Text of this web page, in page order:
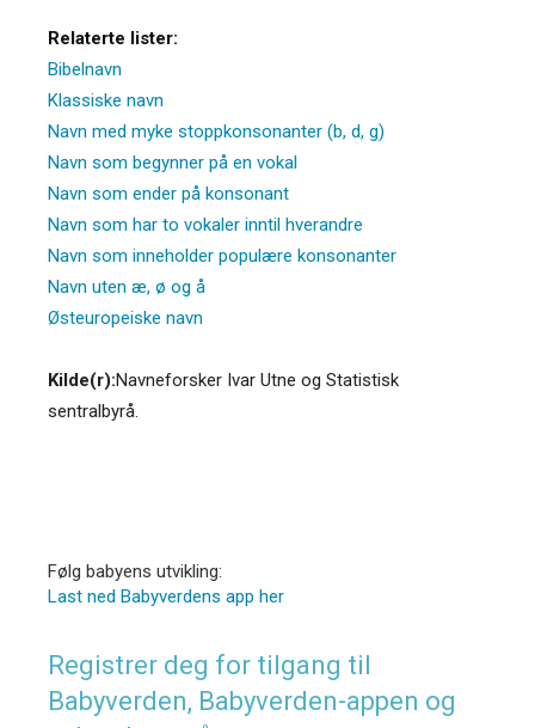
Relaterte lister:
Bibelnavn
Klassiske navn
Navn med myke stoppkonsonanter (b, d, g)
Navn som begynner på en vokal
Navn som ender på konsonant
Navn som har to vokaler inntil hverandre
Navn som inneholder populære konsonanter
Navn uten æ, ø og å
Østeuropeiske navn
Kilde(r):Navneforsker Ivar Utne og Statistisk
sentralbyrå.
Følg babyens utvikling:
Last ned Babyverdens app her
Registrer deg for tilgang til
Babyverden, Babyverden-appen og